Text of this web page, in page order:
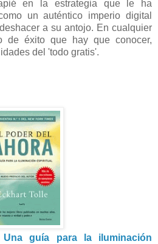
en la estrategia que le ha
un auténtico imperio digital
a su antojo. En cualquier
de éxito que hay que conocer,
del 'todo gratis'.
guía para la iluminación